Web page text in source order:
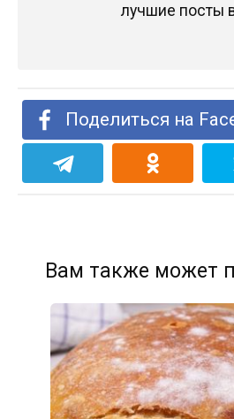
лучшие посты
Поделиться на
Вам также может